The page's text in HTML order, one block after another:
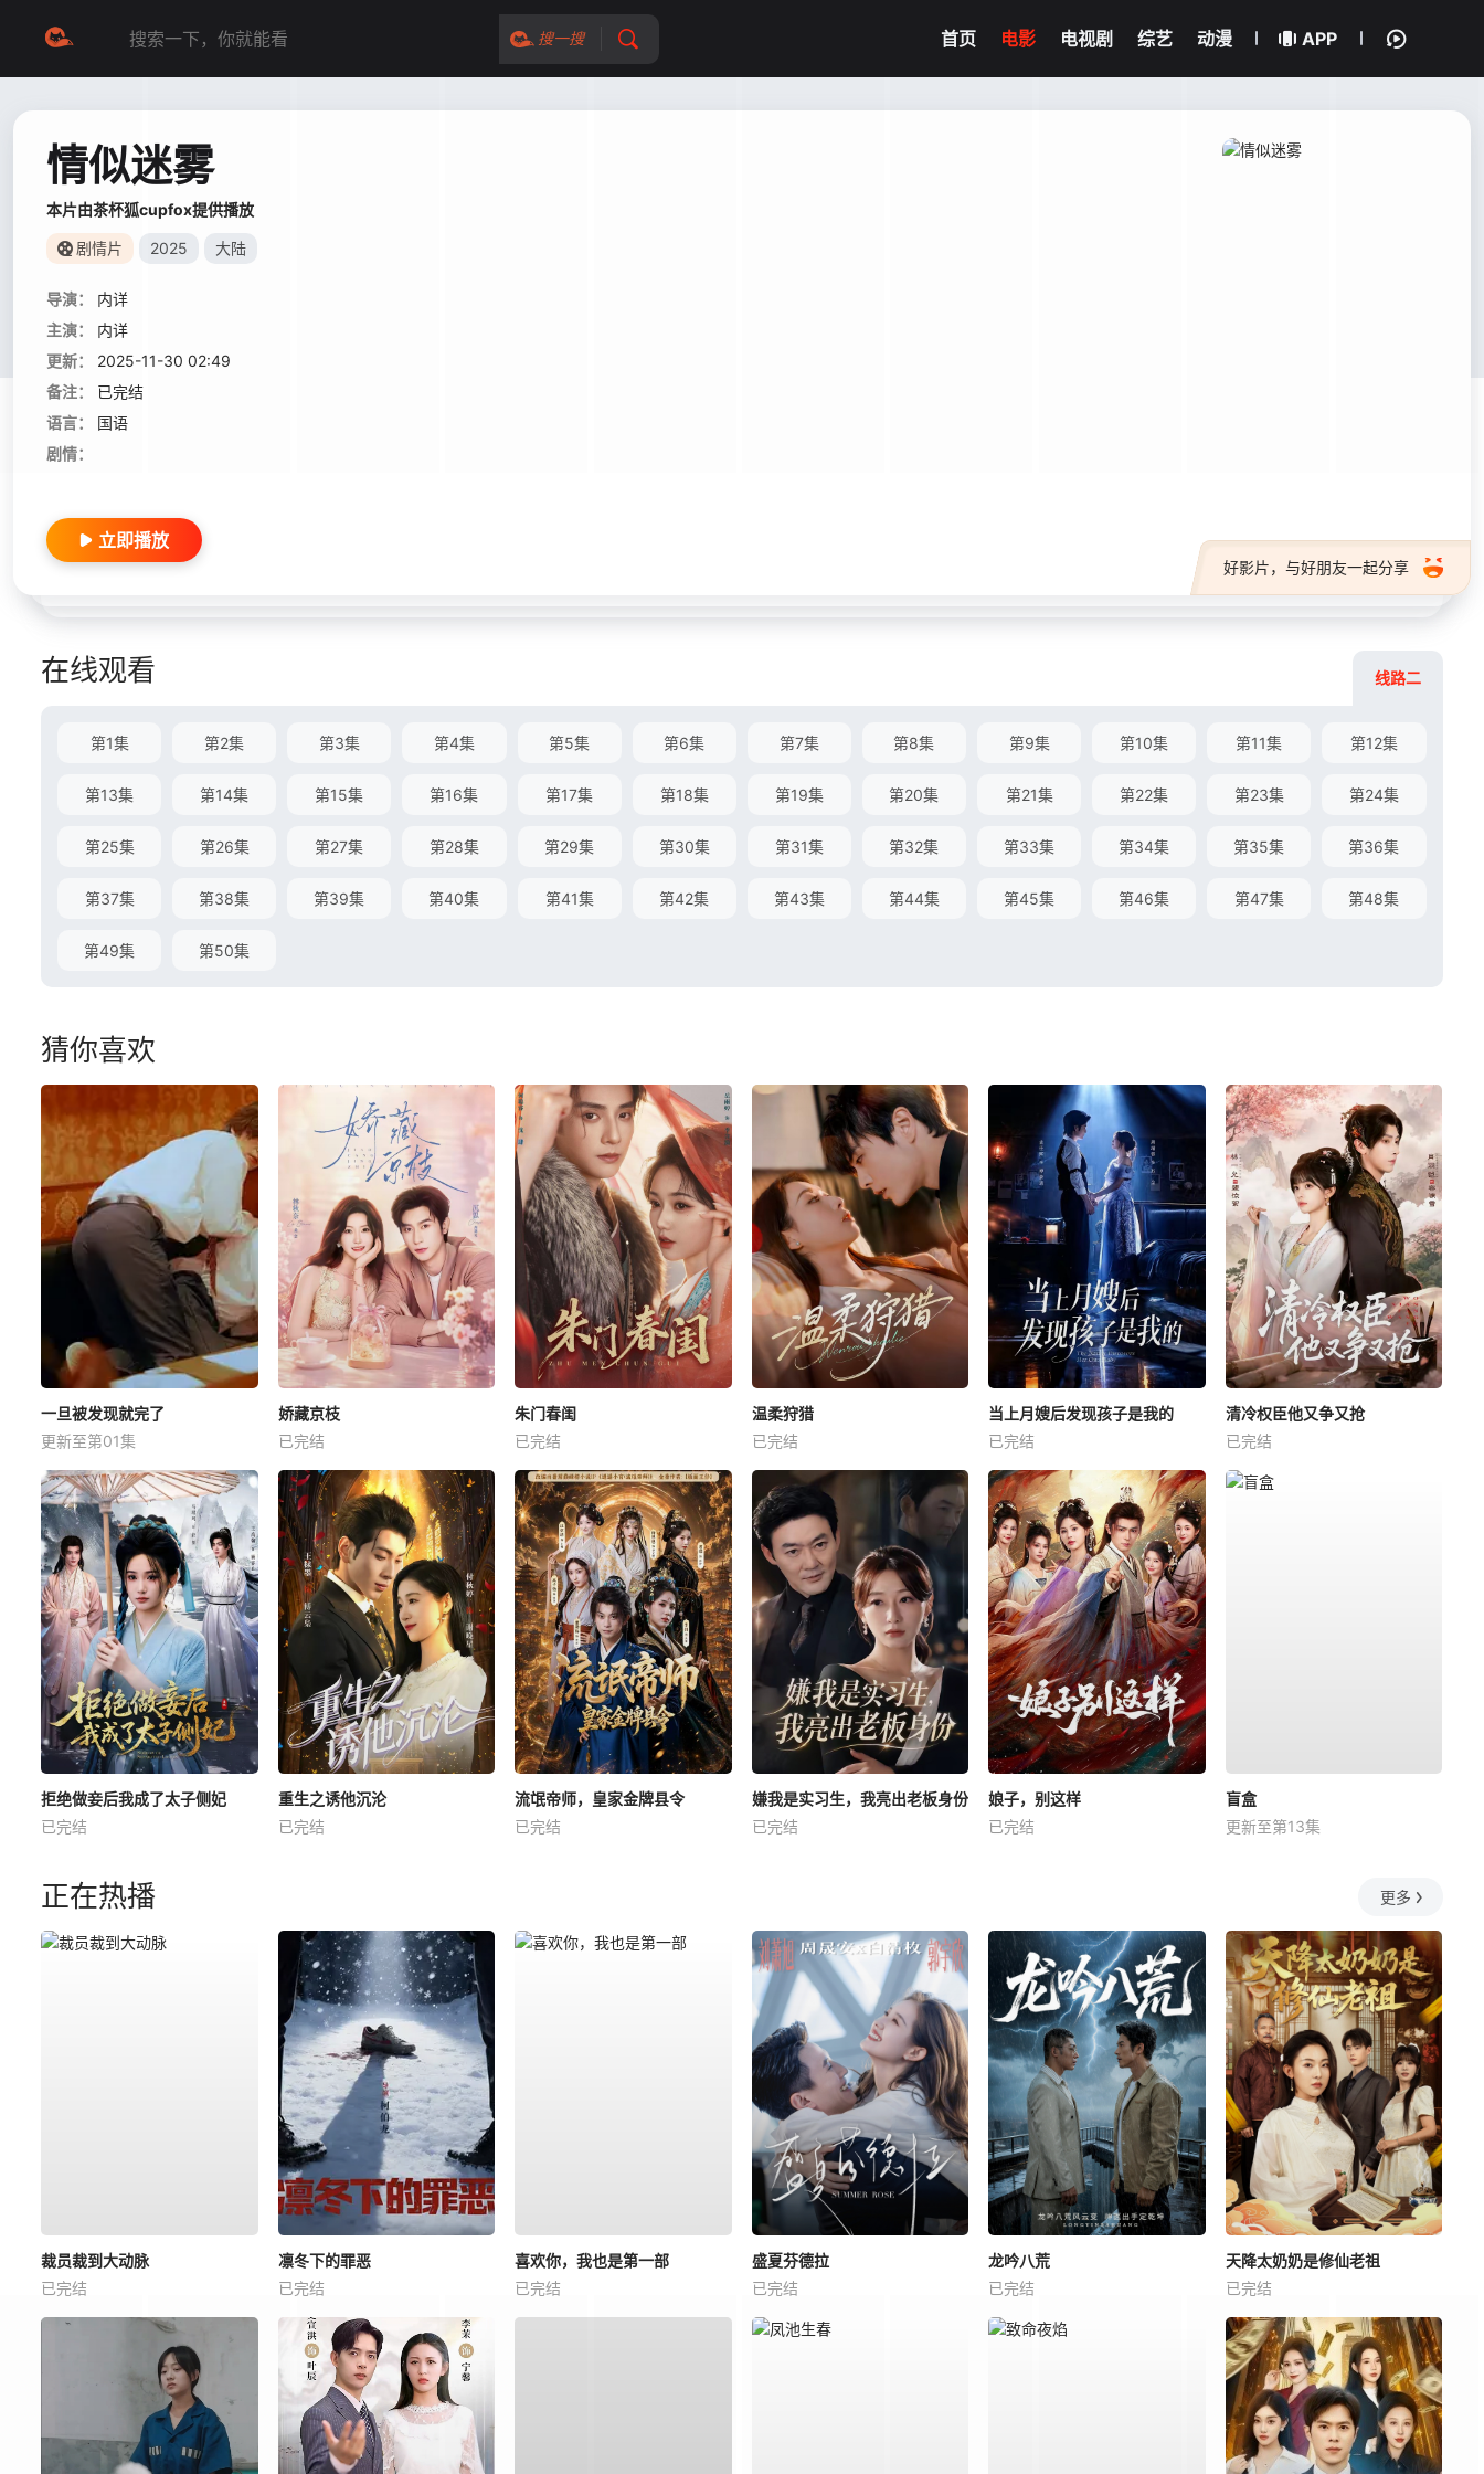
搜一搜 首页 电影 电视剧 综艺 动漫 APP
情似迷雾
本片由茶杯狐cupfox提供播放
剧情片 2025 大陆
导演：
内详
主演：
内详
更新：
2025-11-30 02:49
备注：
已完结
语言：
国语
剧情：
好影片，与好朋友一起分享
立即播放
在线观看 线路二
第1集 第2集 第3集 第4集 第5集 第6集 第7集 第8集 第9集 第10集 第11集 第12集
第13集 第14集 第15集 第16集 第17集 第18集 第19集 第20集 第21集 第22集 第23集 第24集
第25集 第26集 第27集 第28集 第29集 第30集 第31集 第32集 第33集 第34集 第35集 第36集
第37集 第38集 第39集 第40集 第41集 第42集 第43集 第44集 第45集 第46集 第47集 第48集
第49集 第50集
猜你喜欢
一旦被发现就完了
更新至第01集
娇藏京枝
已完结
朱门春闺
已完结
温柔狩猎
已完结
当上月嫂后发现孩子是我的
已完结
清冷权臣他又争又抢
已完结
拒绝做妾后我成了太子侧妃
已完结
重生之诱他沉沦
已完结
流氓帝师，皇家金牌县令
已完结
嫌我是实习生，我亮出老板身份
已完结
娘子，别这样
已完结
盲盒
更新至第13集
正在热播 更多
裁员裁到大动脉
已完结
凛冬下的罪恶
已完结
喜欢你，我也是第一部
已完结
盛夏芬德拉
已完结
龙吟八荒
已完结
天降太奶奶是修仙老祖
已完结